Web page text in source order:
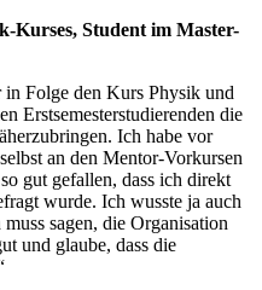
Kurses, Student im Master-
in Folge den Kurs Physik und
Erstsemesterstudierenden die
Ich habe vor
an den Mentor-Vorkursen
gut gefallen, dass ich direkt
wurde. Ich wusste ja auch
sagen, die Organisation
und glaube, dass die